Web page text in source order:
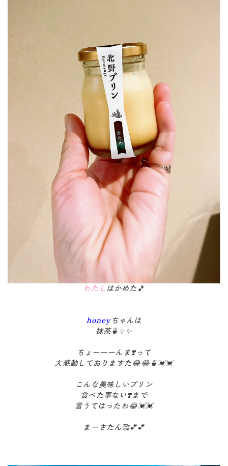
わたし はかめた🎵
honeyちゃんは
抹茶🍵✨✨
ちょーーーんま❣️って
大感動しておりますた😂😂🍵💓💓
こんな美味しいプリン
食べた事ない❣️まで
言うてはったわ😂💓💓
まーさたん🥰💕💕